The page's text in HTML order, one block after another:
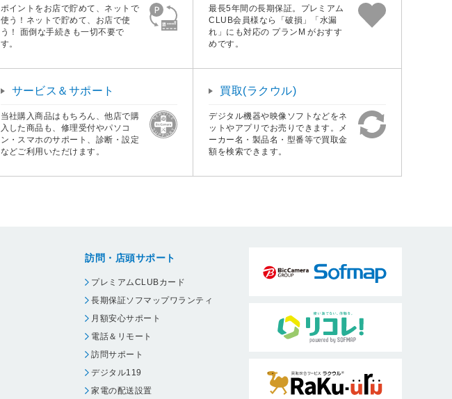
ポイントをお店で貯めて、ネットで
使う！ネットで貯めて、お店で使
う！ 面倒な手続きも一切不要で
す。
最長5年間の長期保証。プレミアム
CLUB会員様なら「破損」「水漏
れ」にも対応の プランM がおすす
めです。
サービス＆サポート
当社購入商品はもちろん、他店で購
入した商品も、修理受付やパソコ
ン・スマホのサポート、診断・設定
などご利用いただけます。
買取(ラクウル)
デジタル機器や映像ソフトなどをネ
ットやアプリでお売りできます。メ
ーカー名・製品名・型番等で買取金
額を検索できます。
訪問・店頭サポート
プレミアムCLUBカード
長期保証ソフマップワランティ
月額安心サポート
電話＆リモート
訪問サポート
デジタル119
家電の配送設置